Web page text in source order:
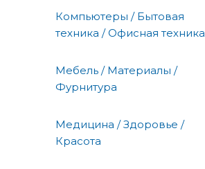
Компьютеры / Бытовая
техника / Офисная техника
Мебель / Материалы /
Фурнитура
Медицина / Здоровье /
Красота